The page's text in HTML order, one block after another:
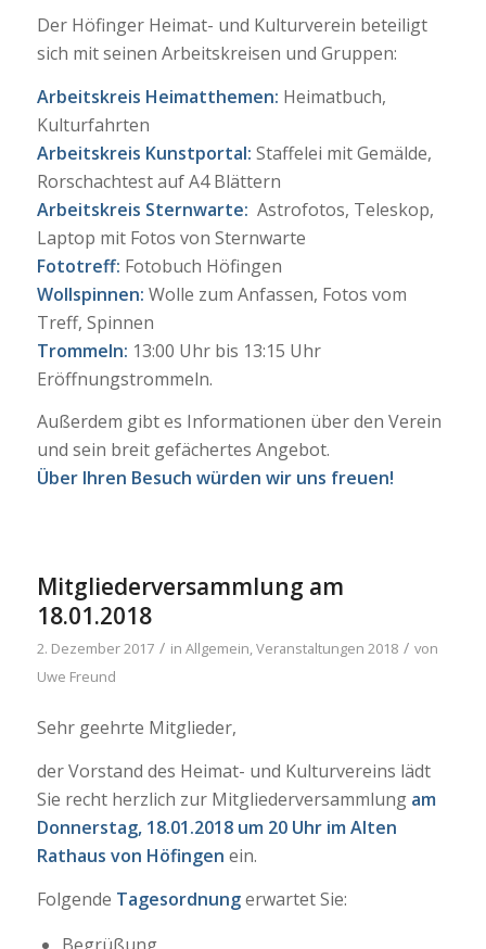
Der Höfinger Heimat- und Kulturverein beteiligt
sich mit seinen Arbeitskreisen und Gruppen:
Arbeitskreis Heimatthemen: Heimatbuch,
Kulturfahrten
Arbeitskreis Kunstportal: Staffelei mit Gemälde,
Rorschachtest auf A4 Blättern
Arbeitskreis Sternwarte: Astrofotos, Teleskop,
Laptop mit Fotos von Sternwarte
Fototreff: Fotobuch Höfingen
Wollspinnen: Wolle zum Anfassen, Fotos vom
Treff, Spinnen
Trommeln: 13:00 Uhr bis 13:15 Uhr
Eröffnungstrommeln.
Außerdem gibt es Informationen über den Verein
und sein breit gefächertes Angebot.
Über Ihren Besuch würden wir uns freuen!
Mitgliederversammlung am
18.01.2018
2. Dezember 2017 / in Allgemein,Veranstaltungen 2018 / von
Uwe Freund
Sehr geehrte Mitglieder,
der Vorstand des Heimat- und Kulturvereins lädt
Sie recht herzlich zur Mitgliederversammlung am
Donnerstag, 18.01.2018 um 20 Uhr im Alten
Rathaus von Höfingen ein.
Folgende Tagesordnungerwartet Sie: